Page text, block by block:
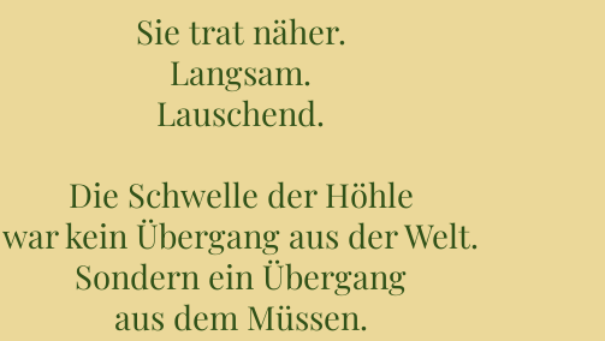
Sie trat näher.
Langsam.
Lauschend.
Die Schwelle der Höhle
war kein Übergang aus der Welt.
Sondern ein Übergang
aus dem Müssen.